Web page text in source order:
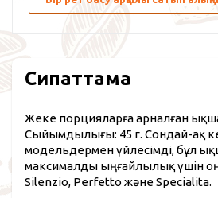
Сипаттама
Жеке порцияларға арналған
Сыйымдылығы: 45 г. Сондай-ақ
модельдермен үйлесімді, бұл
максималды ыңғайлылық үшін
Silenzio, Perfetto және Specialita.